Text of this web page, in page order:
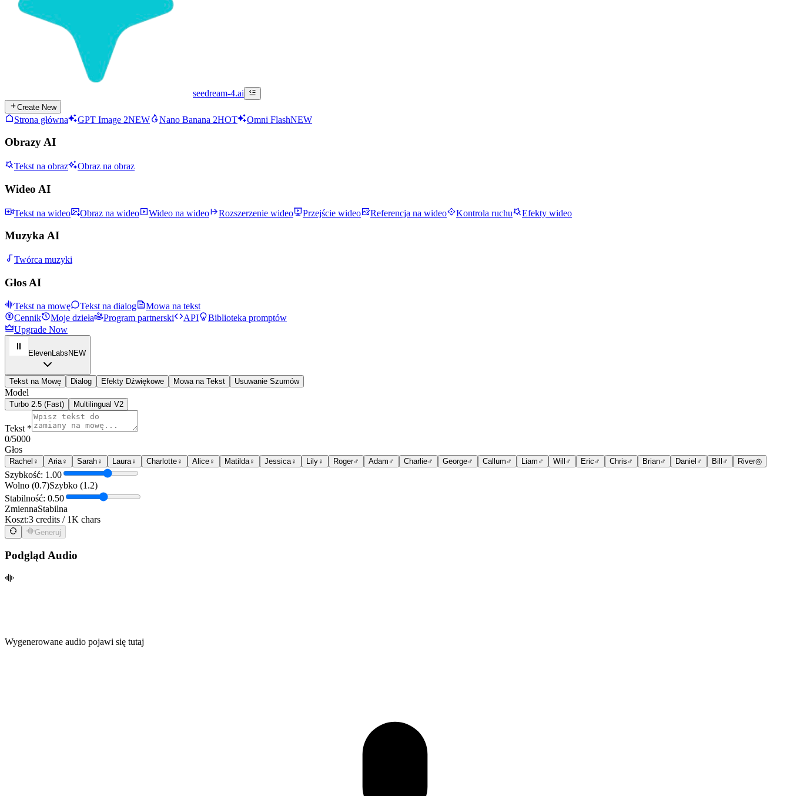
seedream-4.ai
Create New
Strona główna GPT Image 2NEW Nano Banana 2HOT Omni FlashNEW
Obrazy AI
Tekst na obraz Obraz na obraz
Wideo AI
Tekst na wideo Obraz na wideo Wideo na wideo Rozszerzenie wideo Przejście wideo Referencja na wideo Kontrola ruchu Efekty wideo
Muzyka AI
Twórca muzyki
Głos AI
Tekst na mowę Tekst na dialog
Mowa na tekst
Cennik
Moje dzieła Program partnerski API
Biblioteka promptów
Upgrade Now
ElevenLabs NEW
Tekst na Mowę Dialog Efekty Dźwiękowe Mowa na Tekst Usuwanie Szumów
Model
Turbo 2.5 (Fast) Multilingual V2
Tekst *
0/5000
Głos
Rachel ♀ Aria♀ Sarah ♀ Laura♀ Charlotte ♀ Alice ♀ Matilda♀ Jessica♀ Lily ♀ Roger♂ Adam ♂ Charlie♂ George♂ Callum ♂ Liam ♂ Will ♂ Eric ♂ Chris ♂ Brian♂ Daniel ♂ Bill ♂ River◎
Szybkość: 1.00
Wolno (0.7)Szybko (1.2)
Stabilność: 0.50
ZmiennaStabilna
Koszt:3 credits / 1K chars
Generuj
Podgląd Audio
Wygenerowane audio pojawi się tutaj